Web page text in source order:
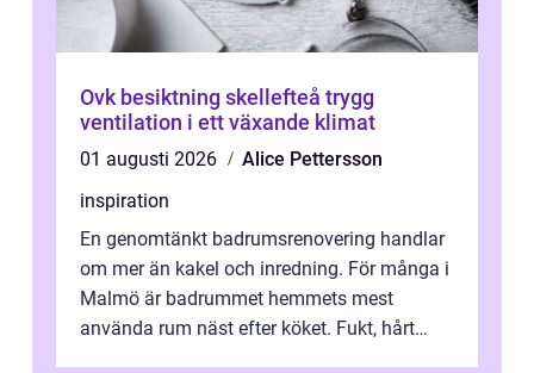
Ovk besiktning skellefteå trygg
ventilation i ett växande klimat
01 augusti 2026
Alice Pettersson
inspiration
En genomtänkt badrumsrenovering handlar
om mer än kakel och inredning. För många i
Malmö är badrummet hemmets mest
använda rum näst efter köket. Fukt, hårt